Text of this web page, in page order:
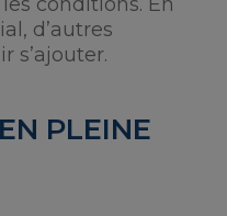
conditions. En
d’autres
s’ajouter.
PLEINE